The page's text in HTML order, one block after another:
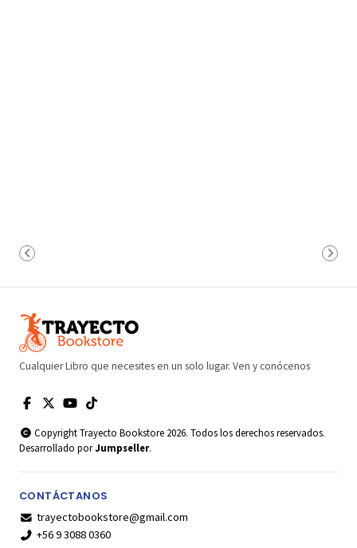
Cualquier Libro que necesites en un solo lugar. Ven y conócenos
Copyright Trayecto Bookstore 2026. Todos los derechos reservados.
Desarrollado porJumpseller.
CONTÁCTANOS
trayectobookstore@gmail.com
+56 9 3088 0360